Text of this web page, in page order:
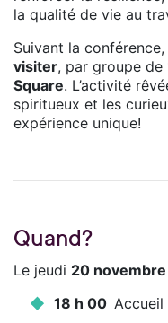
la qualité de vie au
Suivant la
visiter, par groupe de
Square. L’activité
spiritueux et les
expérience unique!
Quand?
Le jeudi 20 novembre
18 h 00